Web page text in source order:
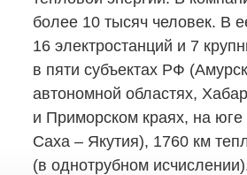
более 10 тысяч человек. В
16 электростанций и 7
в пяти субъектах РФ
автономной областях,
и Приморском краях, на юге
Саха – Якутия), 1760 км
(в однотрубном